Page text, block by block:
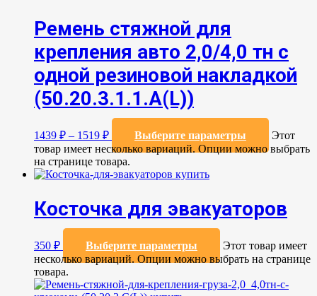
Ремень стяжной для
крепления авто 2,0/4,0 тн с
одной резиновой накладкой
(50.20.3.1.1.А(L))
1439 ₽ – 1519 ₽ Выберите параметры
Этот
товар имеет несколько вариаций. Опции можно выбрать
на странице товара.
Косточка для эвакуаторов
350 ₽ Выберите параметры
Этот товар имеет
несколько вариаций. Опции можно выбрать на странице
товара.